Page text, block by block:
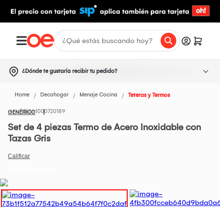
¿Dónde te gustaría recibir tu pedido?
Home Decohogar Menaje Cocina Teteras y Termos
GENÉRICO1000720189
Set de 4 piezas Termo de Acero Inoxidable con
Tazas Gris